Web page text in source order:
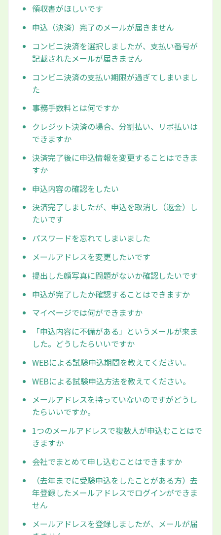
領収書がほしいです
申込（決済）完了のメールが届きません
コンビニ決済を選択しましたが、支払い番号が
記載されたメールが届きません
コンビニ決済の支払い期限が過ぎてしまいまし
た
事務手数料とは何ですか
クレジット決済の場合、分割払い、リボ払いは
できますか
決済完了後に申込情報を変更することはできま
すか
申込内容の確認をしたい
決済完了しましたが、申込を取消し（返金）し
たいです
パスワードを忘れてしまいました
メールアドレスを変更したいです
提出した顔写真に問題がないか確認したいです
申込が完了したか確認することはできますか
マイページでは何ができますか
「申込内容に不備がある」というメールが来ま
した。どうしたらいいですか
WEBによる試験申込期間を教えてください。
WEBによる試験申込方法を教えてください。
メールアドレスを持っていないのですがどうし
たらいいですか。
1つのメールアドレスで複数人が申込むことはで
きますか
会社でまとめて申し込むことはできますか
（去年までに受験申込をしたことがある方）去
年登録したメールアドレスでログインができま
せん
メールアドレスを登録しましたが、メールが届